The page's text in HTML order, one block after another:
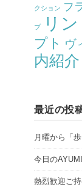
クション フ
プ リ
プト ヴ
内紹介
最近の投
月曜から「
今日の
熱烈歓迎ご